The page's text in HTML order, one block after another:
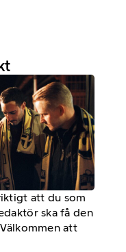
att du som
ska få den
att